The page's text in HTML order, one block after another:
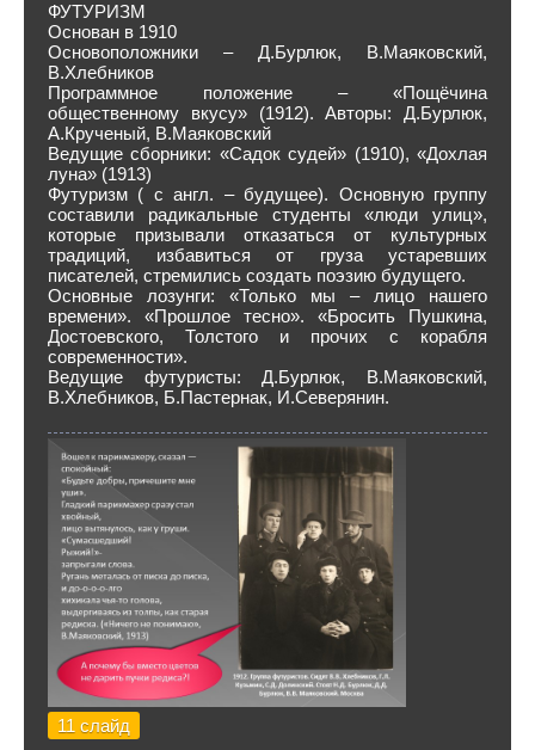
ФУТУРИЗМ
Основан в 1910
Основоположники – Д.Бурлюк, В.Маяковский,
В.Хлебников
Программное положение – «Пощёчина
общественному вкусу» (1912). Авторы: Д.Бурлюк,
А.Крученый, В.Маяковский
Ведущие сборники: «Садок судей» (1910), «Дохлая
луна» (1913)
Футуризм ( с англ. – будущее). Основную группу
составили радикальные студенты «люди улиц»,
которые призывали отказаться от культурных
традиций, избавиться от груза устаревших
писателей, стремились создать поэзию будущего.
Основные лозунги: «Только мы – лицо нашего
времени». «Прошлое тесно». «Бросить Пушкина,
Достоевского, Толстого и прочих с корабля
современности».
Ведущие футуристы: Д.Бурлюк, В.Маяковский,
В.Хлебников, Б.Пастернак, И.Северянин.
11 слайд